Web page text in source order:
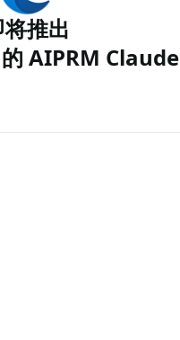
将推出
AIPRM Claude